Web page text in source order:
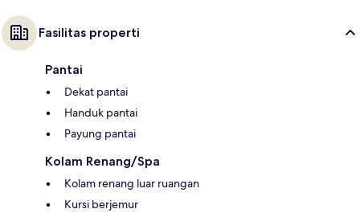
Fasilitas properti
Pantai
Dekat pantai
Handuk pantai
Payung pantai
Kolam Renang/Spa
Kolam renang luar ruangan
Kursi berjemur